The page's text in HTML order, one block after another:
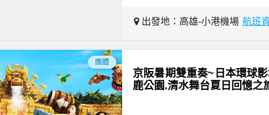
出發地：高雄-小港機場 航班
團體
京阪暑期雙重奏~日本環球
鹿公園.清水舞台夏日回憶之